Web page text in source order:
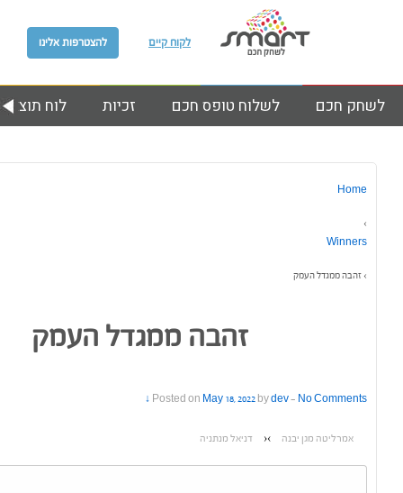
להצטרפות אלינו לקוח קיים
לוח זכיות לשלוח טופס חכם לשחק חכם
Home
›
Winners
› זהבה ממגדל העמק
זהבה ממגדל העמק
Posted on May 18, 2022 bydev — No Comments ↓
‹ דניאל מנתניה אמרליטה מגן יבנה ›